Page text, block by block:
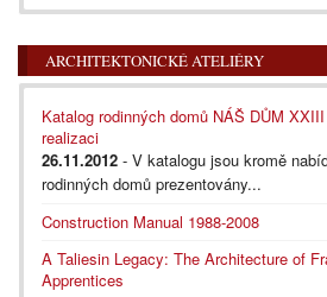
ARCHITEKTONICKÉ ATELIÉRY
Katalog rodinných domů NÁŠ DŮM
realizaci
26.11.2012 - V katalogu jsou kromě
rodinných domů prezentovány...
Construction Manual 1988-2008
A Taliesin Legacy: The Architecture of
Apprentices